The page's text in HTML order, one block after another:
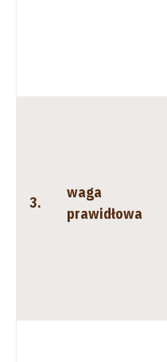
3.
waga
prawidłowa